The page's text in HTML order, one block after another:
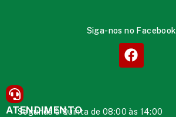
Siga-nos no Facebook
ATENDIMENTO
Segunda à Quinta de 08:00 às 14:00